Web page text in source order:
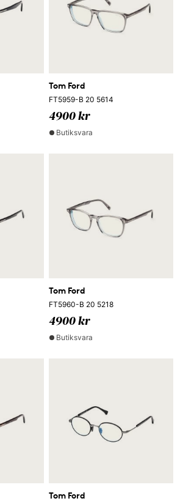
Tom Ford
FT5959-B 20 5614
4900 kr
Butiksvara
Tom Ford
FT5960-B 20 5218
4900 kr
Butiksvara
Tom Ford